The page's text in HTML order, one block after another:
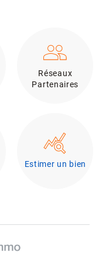
Réseaux
Partenaires
Estimer un bien